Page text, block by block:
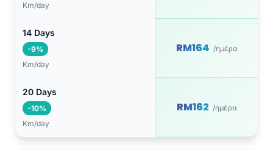
Km/day
14 Days
-9%
Km/day
RM164 /ημέρα
20 Days
-10%
Km/day
RM162 /ημέρα